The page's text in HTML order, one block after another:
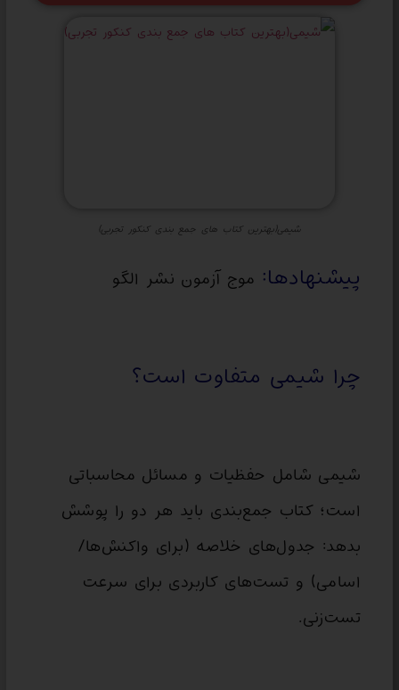
شیمی(بهترین کتاب های جمع بندی کنکور تجربی)
پیشنهاد‌ها: موج آزمون نشر الگو
چرا شیمی متفاوت است؟
شیمی شامل حفظیات و مسائل محاسباتی
است؛ کتاب جمع‌بندی باید هر دو را پوشش
بدهد: جدول‌های خلاصه (برای واکنش‌‌ها/
اسامی) و تست‌های کاربردی برای سرعت
تست‌زنی.